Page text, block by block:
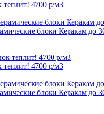
теплит! 4700 р/м3
блоки Керакам до
теплит! 4700 р/м3
блоки Керакам до